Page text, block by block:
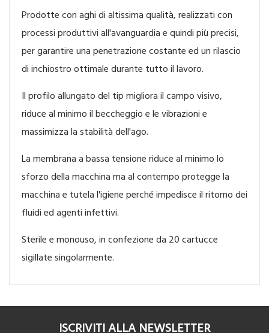
Prodotte con aghi di altissima qualità, realizzati con
processi produttivi all'avanguardia e quindi più precisi,
per garantire una penetrazione costante ed un rilascio
di inchiostro ottimale durante tutto il lavoro.
Il profilo allungato del tip migliora il campo visivo,
riduce al minimo il beccheggio e le vibrazioni e
massimizza la stabilità dell'ago.
La membrana a bassa tensione riduce al minimo lo
sforzo della macchina ma al contempo protegge la
macchina e tutela l'igiene perché impedisce il ritorno dei
fluidi ed agenti infettivi.
Sterile e monouso, in confezione da 20 cartucce
sigillate singolarmente.
ISCRIVITI ALLA NEWSLETTER